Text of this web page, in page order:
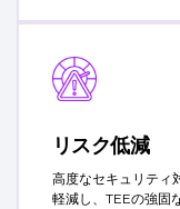
リスク低減
高度なセキュリティ
軽減し、TEEの強固